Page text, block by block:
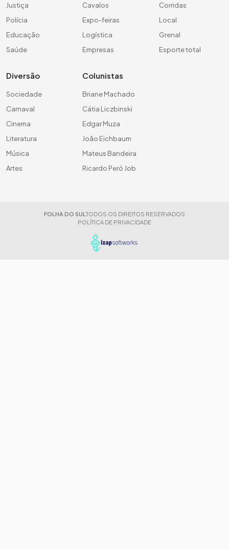
Justiça
Polícia
Educação
Saúde
Cavalos
Expo-feiras
Logística
Empresas
Corridas
Local
Grenal
Esporte total
Diversão
Sociedade
Carnaval
Cinema
Literatura
Música
Artes
Colunistas
Briane Machado
Cátia Liczbinski
Edgar Muza
João Eichbaum
Mateus Bandeira
Ricardo Peró Job
FOLHA DO SUL TODOS OS DIREITOS RESERVADOS
POLÍTICA DE PRIVACIDADE